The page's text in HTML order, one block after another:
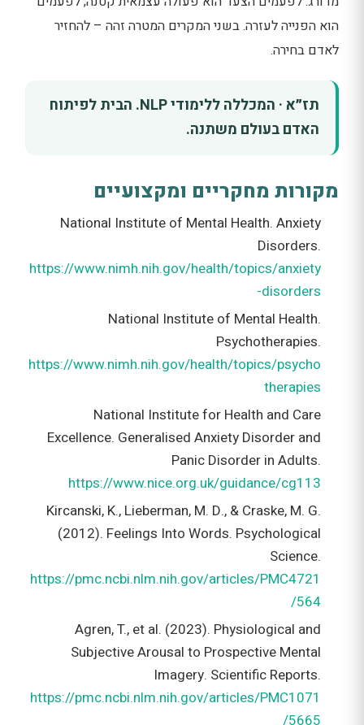
הוא הפנייה לעזרה. בשני המקרים המטרה זהה – להחזיר
לאדם בחירה.
תז״א · המכללה ללימודי NLP. הבית לפיתוח
האדם בעולם משתנה.
מקורות מחקריים ומקצועיים
National Institute of Mental Health. Anxiety
Disorders.
https://www.nimh.nih.gov/health/topics/anxiety
-disorders
National Institute of Mental Health.
Psychotherapies.
https://www.nimh.nih.gov/health/topics/psycho
therapies
National Institute for Health and Care
Excellence. Generalised Anxiety Disorder and
Panic Disorder in Adults.
https://www.nice.org.uk/guidance/cg113
Kircanski, K., Lieberman, M. D., & Craske, M. G.
(2012). Feelings Into Words. Psychological
Science.
https://pmc.ncbi.nlm.nih.gov/articles/PMC4721
564/
Agren, T., et al. (2023). Physiological and
Subjective Arousal to Prospective Mental
Imagery. Scientific Reports.
https://pmc.ncbi.nlm.nih.gov/articles/PMC1071
5665/